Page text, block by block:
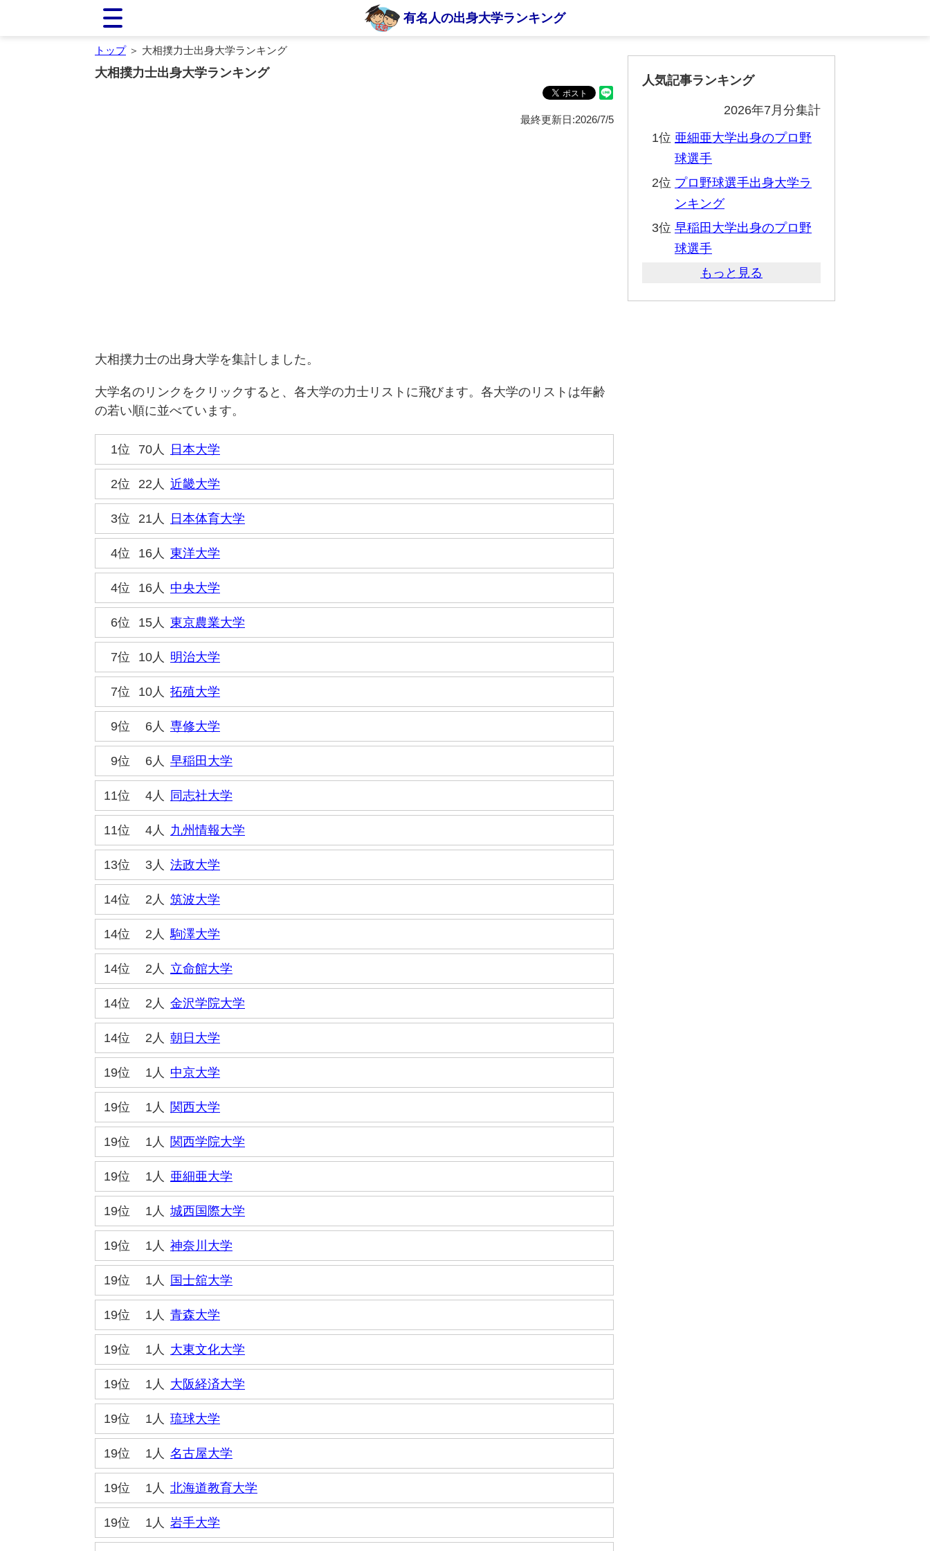
有名人の出身大学ランキング
トップ＞ 大相撲力士出身大学ランキング
大相撲力士出身大学ランキング
最終更新日:2026/7/5
大相撲力士の出身大学を集計しました。
大学名のリンクをクリックすると、各大学の力士リストに飛びます。各大学のリストは年齢
の若い順に並べています。
1位 70人 日本大学
2位 22人 近畿大学
3位 21人 日本体育大学
4位 16人 東洋大学
4位 16人 中央大学
6位 15人 東京農業大学
7位 10人 明治大学
7位 10人 拓殖大学
9位 6人 専修大学
9位 6人 早稲田大学
11位 4人 同志社大学
11位 4人 九州情報大学
13位 3人 法政大学
14位 2人 筑波大学
14位 2人 駒澤大学
14位 2人 立命館大学
14位 2人 金沢学院大学
14位 2人 朝日大学
19位 1人 中京大学
19位 1人 関西大学
19位 1人 関西学院大学
19位 1人 亜細亜大学
19位 1人 城西国際大学
19位 1人 神奈川大学
19位 1人 国士舘大学
19位 1人 青森大学
19位 1人 大東文化大学
19位 1人 大阪経済大学
19位 1人 琉球大学
19位 1人 名古屋大学
19位 1人 北海道教育大学
19位 1人 岩手大学
人気記事ランキング
2026年7月分集計
1位 亜細亜大学出身のプロ野
球選手
2位 プロ野球選手出身大学ラ
ンキング
3位 早稲田大学出身のプロ野
球選手
もっと見る